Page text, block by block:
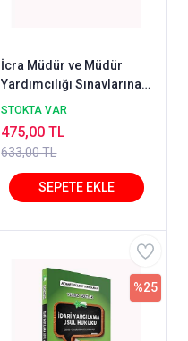
İcra Müdür ve Müdür
Yardımcılığı Sınavlarına
Hazırlık TAKİP Görsel
Hukuku
STOKTA VAR
633,00 TL
475,00 TL
%25